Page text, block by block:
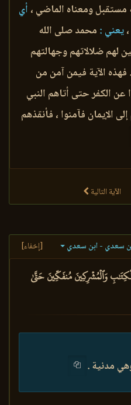
مستقبل ومعناه الماضي ، أي
يعني : محمد صلى الله
لهم ضلالاتهم وجهالتهم
فهذه الآية فيمن آمن من
عن الكفر حتى أتاهم النبي
الإيمان فآمنوا ، فأنقذهم
الآية التالية
سعدي - ابن سعدي [إخفاء]
وَٱلۡمُشۡرِكِينَ مُنفَكِّينَ حَتَّىٰ
مدنية .